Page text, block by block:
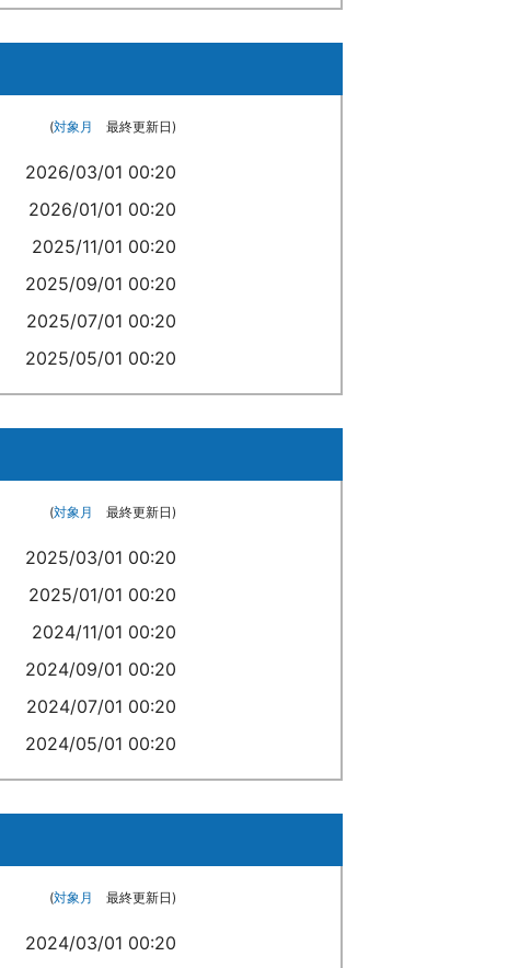
(対象月 最終更新日)
2026/03/01 00:20
2026/01/01 00:20
2025/11/01 00:20
2025/09/01 00:20
2025/07/01 00:20
2025/05/01 00:20
(対象月 最終更新日)
2025/03/01 00:20
2025/01/01 00:20
2024/11/01 00:20
2024/09/01 00:20
2024/07/01 00:20
2024/05/01 00:20
(対象月 最終更新日)
2024/03/01 00:20